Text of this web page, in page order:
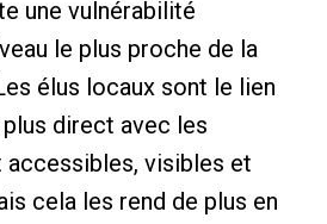
une vulnérabilité
le plus proche de la
élus locaux sont le lien
direct avec les
visibles et
cela les rend de plus en